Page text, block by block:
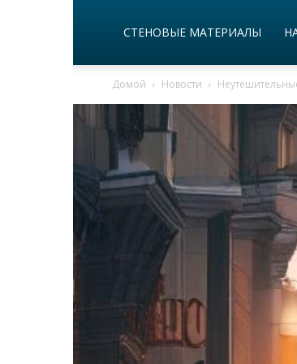
СТЕНОВЫЕ МАТЕРИАЛЫ
Домой Новости